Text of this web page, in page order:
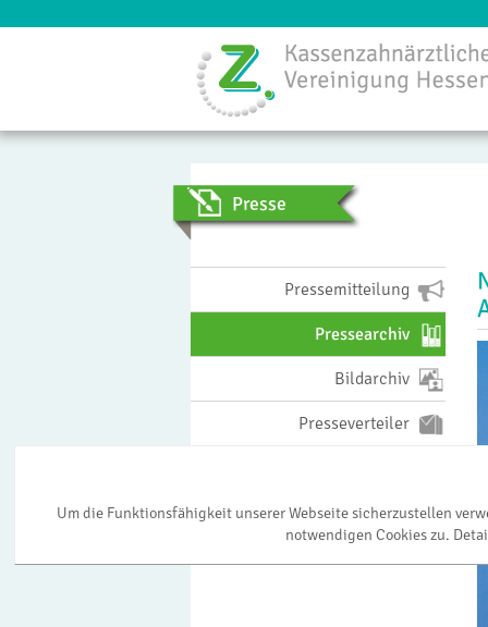
Um die Funktionsfähigkeit unserer Webseite sicherzustellen
notwendigen Cookies zu.
Presse
Pressemitteilung
Pressearchiv
Bildarchiv
Presseverteiler